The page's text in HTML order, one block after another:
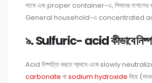
সাথে এবং proper container-এ, শিশুদের নাগালের
General household-এ concentrated acid
৯. Sulfuric- acid কীভাবে
Acid নিষ্পত্তি করতে প্রথমে একে slowly
carbonate বাsodium hydroxide দিয়ে